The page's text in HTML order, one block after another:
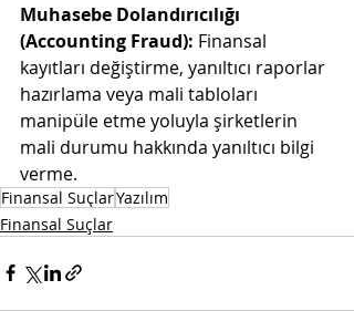
Muhasebe Dolandırıcılığı
(Accounting Fraud): Finansal
kayıtları değiştirme, yanıltıcı raporlar
hazırlama veya mali tabloları
manipüle etme yoluyla şirketlerin
mali durumu hakkında yanıltıcı bilgi
verme.
Finansal SuçlarYazılım
Finansal Suçlar